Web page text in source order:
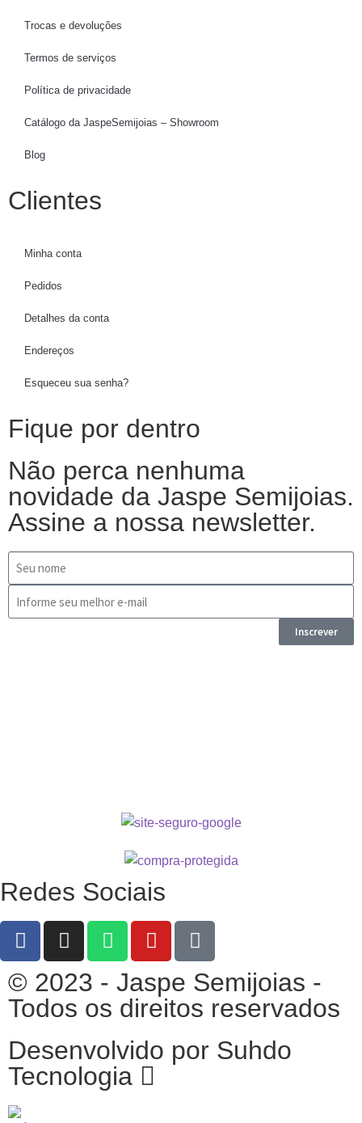
Trocas e devoluções
Termos de serviços
Política de privacidade
Catálogo da JaspeSemijoias – Showroom
Blog
Clientes
Minha conta
Pedidos
Detalhes da conta
Endereços
Esqueceu sua senha?
Fique por dentro
Não perca nenhuma
novidade da Jaspe Semijoias.
Assine a nossa newsletter.
Inscrever
Redes Sociais
© 2023 - Jaspe Semijoias -
Todos os direitos reservados
Desenvolvido por Suhdo
Tecnologia